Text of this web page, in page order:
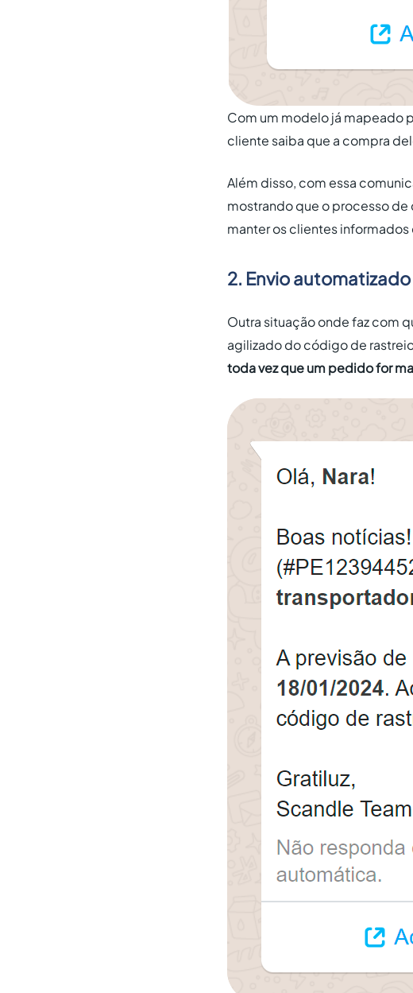
Com um modelo já mapeado
cliente saiba que a compra
Além disso, com essa
mostrando que o processo
manter os clientes informados
2. Envio
Outra situação onde faz com
agilizado do código de
toda vez que um pedido for